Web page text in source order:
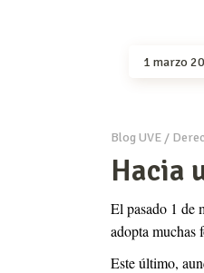
1 marzo
Blog UVE /
Hacia
El pasado 1 de
adopta muchas
Este último,